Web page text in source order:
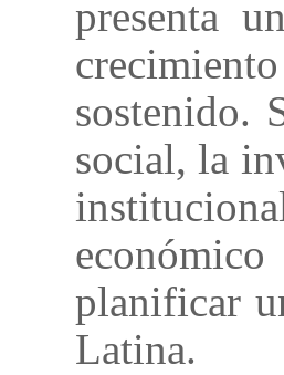
presenta
sostenido.
social, la
planificar
Latina.